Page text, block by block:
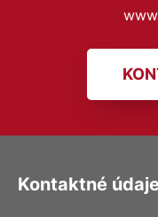
Kontaktné údaje